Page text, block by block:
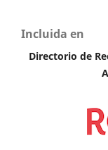
Incluida en
Directorio de